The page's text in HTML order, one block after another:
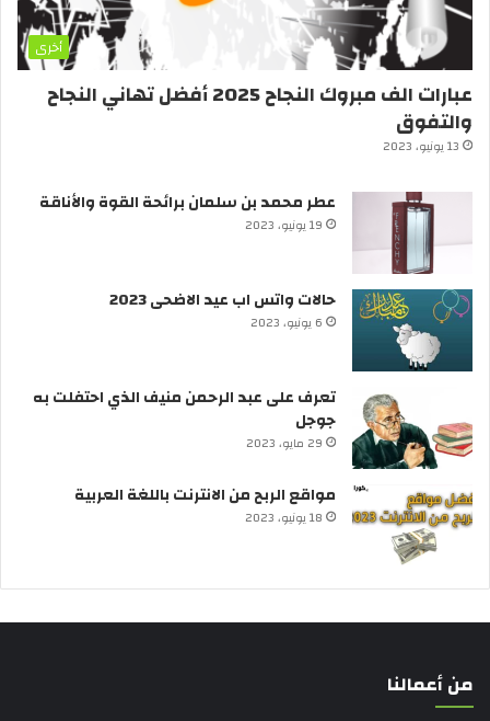
أخرى
عبارات الف مبروك النجاح 2025 أفضل تهاني النجاح
والتفوق
13 يونيو، 2023
عطر محمد بن سلمان برائحة القوة والأناقة
19 يونيو، 2023
حالات واتس اب عيد الاضحى 2023
6 يونيو، 2023
تعرف على عبد الرحمن منيف الذي احتفلت به
جوجل
29 مايو، 2023
مواقع الربح من الانترنت باللغة العربية
18 يونيو، 2023
من أعمالنا